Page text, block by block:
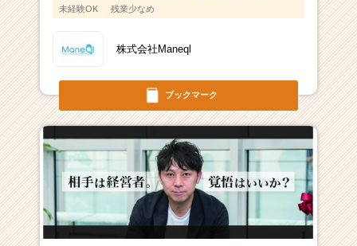
ブックマーク
未経験OK
残業少なめ
株式会社Maneql